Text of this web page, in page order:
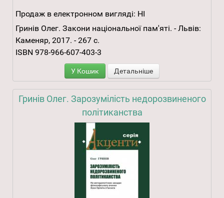
Продаж в електронном вигляді: НІ
Гринів Олег. Закони національної пам'яті. - Львів:
Каменяр, 2017. - 267 с.
ISBN 978-966-607-403-3
У Кошик Детальніше
Гринів Олег. Зарозумілість недорозвиненого
політиканства